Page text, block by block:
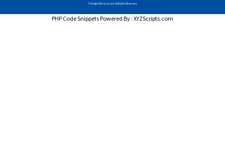
© Nakijin Kitene Co.,Ltd. All Rights Reserved.
PHP Code SnippetsPowered By :XYZScripts.com